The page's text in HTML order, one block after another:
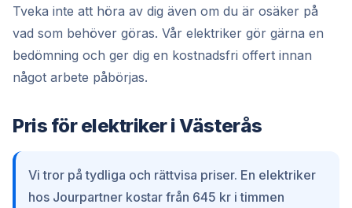
Tveka inte att höra av dig även om du är osäker på
vad som behöver göras. Vår elektriker gör gärna en
bedömning och ger dig en kostnadsfri offert innan
något arbete påbörjas.
Pris för elektriker i Västerås
Vi tror på tydliga och rättvisa priser. En elektriker
hos Jourpartner kostar från 645 kr i timmen